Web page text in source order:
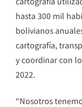
hasta 300 mil
bolivianos
cartografía,
y coordinar con
2022.
“Nosotros